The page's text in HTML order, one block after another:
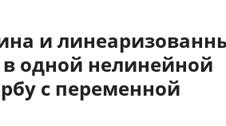
и
одной нелинейной
с переменной